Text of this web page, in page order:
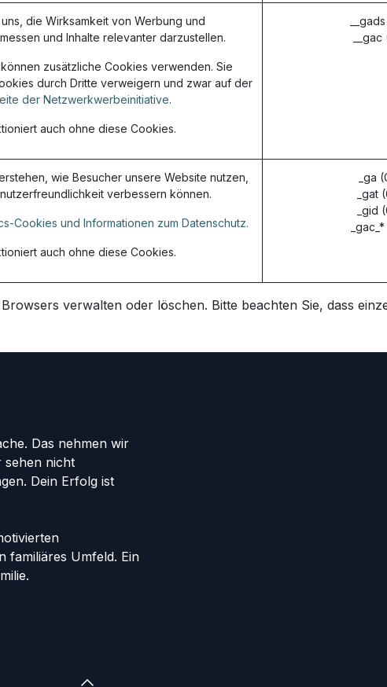
die Wirksamkeit von Werbung und
und Inhalte relevanter darzustellen.
zusätzliche Cookies verwenden. Sie
durch Dritte verweigern und zwar auf der
der Netzwerkwerbeinitiative.
auch ohne diese Cookies.
wie Besucher unsere Website nutzen,
verbessern können.
Cookies und Informationen zum Datenschutz.
auch ohne diese Cookies.
_ga
_gat
_gid
verwalten oder löschen. Bitte beachten Sie, dass
Das nehmen wir
sehen nicht
Dein Erfolg ist
familiäres Umfeld. Ein